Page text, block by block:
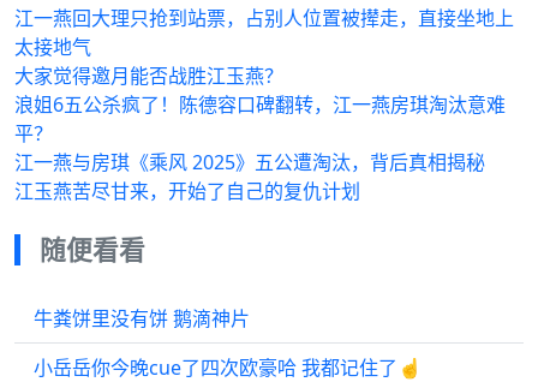
江一燕回大理只抢到站票，占别人位置被撵走，直接坐地上
太接地气
大家觉得邀月能否战胜江玉燕？
浪姐6五公杀疯了！陈德容口碑翻转，江一燕房琪淘汰意难
平？
江一燕与房琪《乘风 2025》五公遭淘汰，背后真相揭秘
江玉燕苦尽甘来，开始了自己的复仇计划
随便看看
牛粪饼里没有饼 鹅滴神片
小岳岳你今晚cue了四次欧豪哈 我都记住了☝️